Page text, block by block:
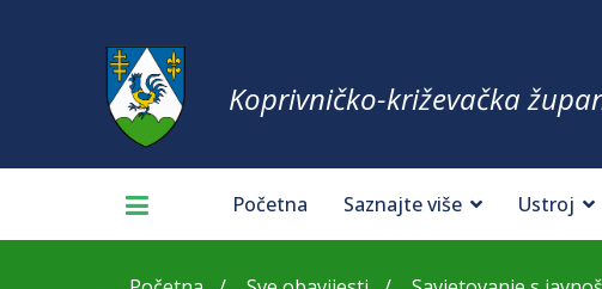
Koprivničko-križevačka
Početna Saznajte više Ustroj